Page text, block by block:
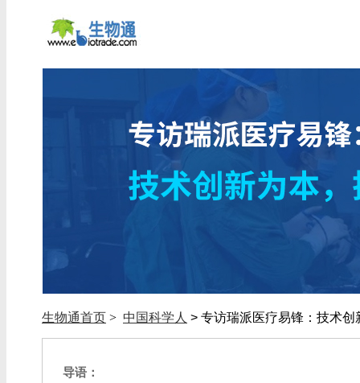
生物通首页 > 中国科学人 > 专访瑞派医疗易锋：技术
导语：